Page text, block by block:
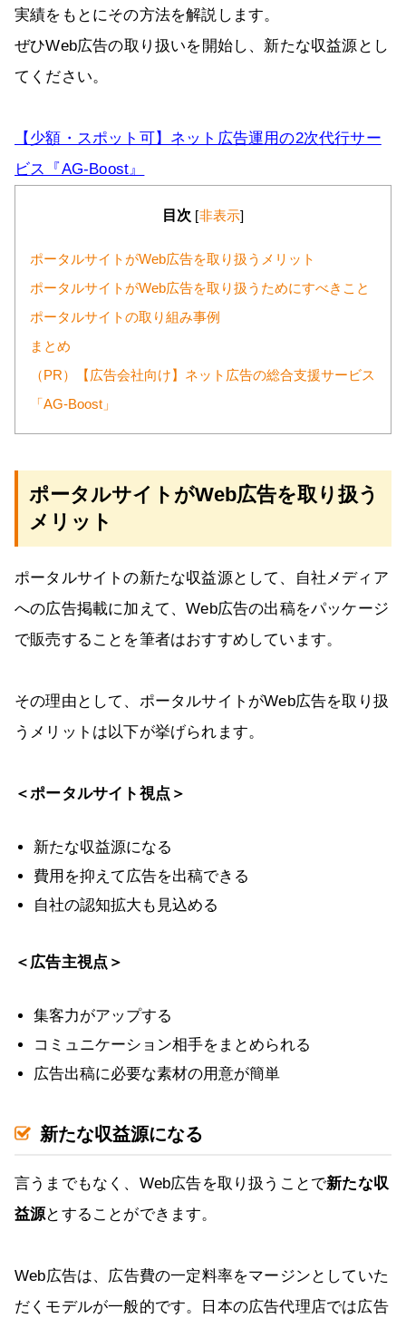
実績をもとにその方法を解説します。
ぜひWeb広告の取り扱いを開始し、新たな収益源とし
てください。
【少額・スポット可】ネット広告運用の2次代行サー
ビス『AG-Boost』
目次 [非表示]
ポータルサイトがWeb広告を取り扱うメリット
ポータルサイトがWeb広告を取り扱うためにすべきこと
ポータルサイトの取り組み事例
まとめ
（PR）【広告会社向け】ネット広告の総合支援サービス
「AG-Boost」
ポータルサイトがWeb広告を取り扱う
メリット
ポータルサイトの新たな収益源として、自社メディア
への広告掲載に加えて、Web広告の出稿をパッケージ
で販売することを筆者はおすすめしています。
その理由として、ポータルサイトがWeb広告を取り扱
うメリットは以下が挙げられます。
＜ポータルサイト視点＞
新たな収益源になる
費用を抑えて広告を出稿できる
自社の認知拡大も見込める
＜広告主視点＞
集客力がアップする
コミュニケーション相手をまとめられる
広告出稿に必要な素材の用意が簡単
新たな収益源になる
言うまでもなく、Web広告を取り扱うことで新たな収
益源とすることができます。
Web広告は、広告費の一定料率をマージンとしていた
だくモデルが一般的です。日本の広告代理店では広告